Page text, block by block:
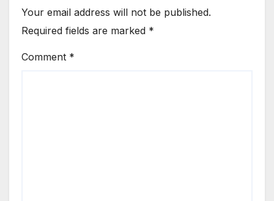
Your email address will not be published.
Required fields are marked *
Comment *